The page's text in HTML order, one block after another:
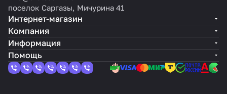
поселок Саргазы, Мичурина 41
Интернет-магазин
Компания
Информация
Помощь